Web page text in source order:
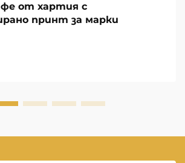
от хартия с
принт за марки